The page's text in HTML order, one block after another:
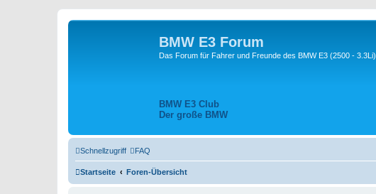
BMW E3 Forum
Das Forum für Fahrer und Freunde des BMW E3 (2500 - 3.3Li)
BMW E3 Club
Der große BMW
Schnellzugriff FAQ
Startseite Foren-Übersicht